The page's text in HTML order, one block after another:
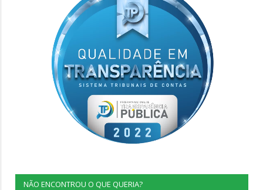
NÃO ENCONTROU O QUE QUERIA?